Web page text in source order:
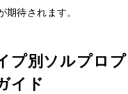
期待されます。
プ別ソルプロ
イド